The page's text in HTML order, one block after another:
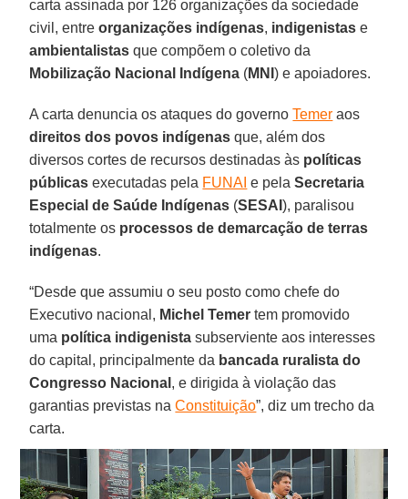
carta assinada por 126 organizações da sociedade
civil, entreorganizações indígenas, indigenistase
ambientalistas que compõem o coletivo da
Mobilização Nacional Indígena (MNI) e apoiadores.
A carta denuncia os ataques do governoTemer aos
direitos dos povos indígenas que, além dos
diversos cortes de recursos destinadas às políticas
públicas executadas pela FUNAI e pelaSecretaria
Especial de Saúde Indígenas (SESAI), paralisou
totalmente os processos de demarcação de terras
indígenas.
“Desde que assumiu o seu posto como chefe do
Executivo nacional, Michel Temer tem promovido
uma política indigenista subserviente aos interesses
do capital, principalmente da bancada ruralista do
Congresso Nacional , e dirigida à violação das
garantias previstas naConstituição”, diz um trecho da
carta.